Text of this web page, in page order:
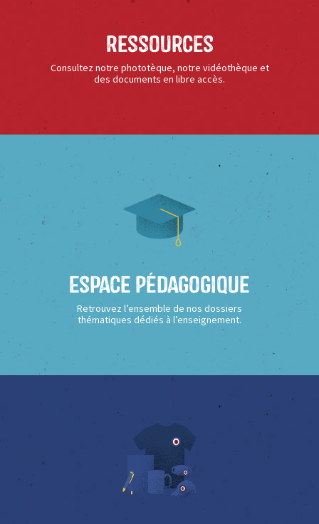
Ressources
Consultez notre phototèque, notre vidéothèque et
des documents en libre accès.
Espace Pédagogique
Retrouvez l’ensemble de nos dossiers
thématiques dédiés à l’enseignement.